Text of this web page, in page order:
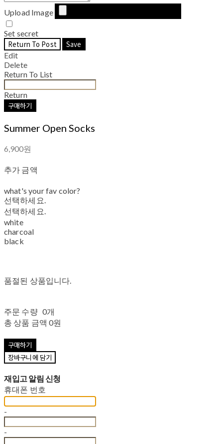
Upload Image
Set secret
Return To Post
Save
Edit
Delete
Return To List
Return
구매하기
Summer Open Socks
6,900원
추가 금액
what's your fav color?
선택하세요.
선택하세요.
white
charcoal
black
품절된 상품입니다.
주문 수량 0개
총 상품 금액 0원
구매하기
장바구니에 담기
재입고 알림 신청
휴대폰 번호
-
-